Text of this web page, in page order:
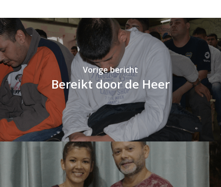
Vorige bericht
Bereikt door de Heer